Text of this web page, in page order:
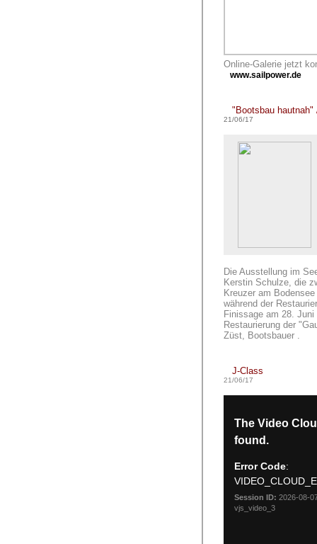
Online-Galerie jetzt
www.sailpower.de
"Bootsbau
21/06/17
Die Ausstellung im
Kerstin Schulze, die
Kreuzer am
während der
Finissage am 28.
Restaurierung der
Züst, Bootsbauer .
J-Class
21/06/17